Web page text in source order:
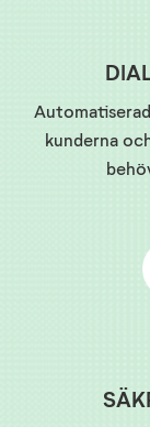
kunderna